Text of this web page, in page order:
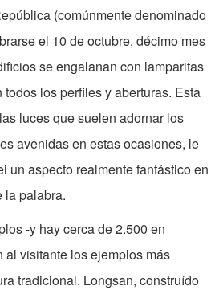
(comúnmente denominado
el 10 de octubre, décimo mes
se engalanan con lamparitas
los perfiles y aberturas. Esta
luces que suelen adornar los
avenidas en estas ocasiones, le
un aspecto realmente fantástico en
la palabra.
-y hay cerca de 2.500 en
al visitante los ejemplos más
tradicional. Longsan, construído